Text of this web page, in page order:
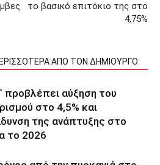
το βασικό επιτόκιο της στο
4,75%
ΑΠΟ ΤΟΝ ΔΗΜΙΟΥΡΓΟ
αύξηση του
στο 4,5% και
της ανάπτυξης στο
το 2026